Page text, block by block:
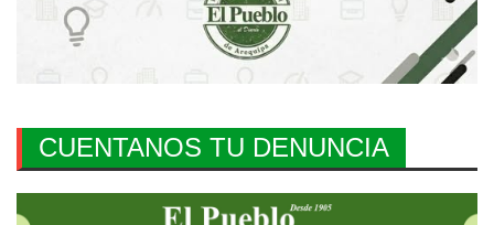
CUENTANOS TU DENUNCIA